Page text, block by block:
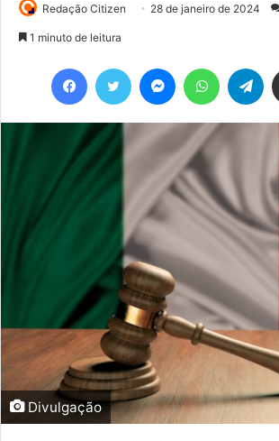
Redação Citizen 28 de janeiro de 2024
1 minuto de leitura
Divulgação